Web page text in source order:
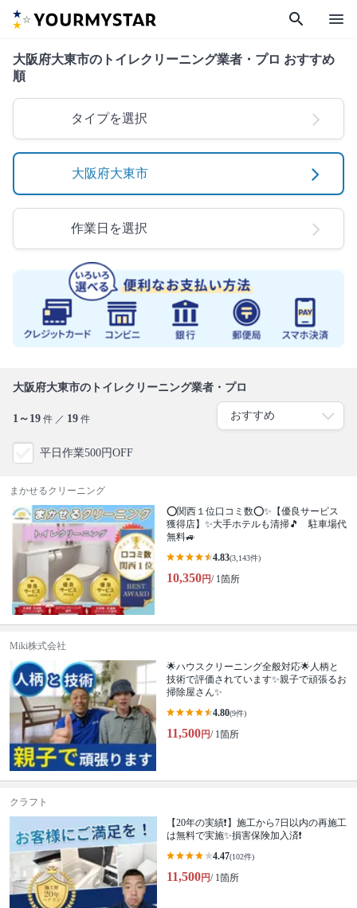
search menu
大阪府大東市のトイレクリーニング業者・プロ おすすめ
順
タイプを選択
大阪府大東市
作業日を選択
大阪府大東市のトイレクリーニング業者・プロ
1～19 件 ／ 19 件
平日作業500円OFF
まかせるクリーニング
⭕関西１位口コミ数⭕✨【優良サービス
獲得店】✨大手ホテルも清掃🎵 駐車場代
無料🚙
4.83(3,143件)
10,350円/ 1箇所
Miki株式会社
🌟ハウスクリーニング全般対応🌟人柄と
技術で評価されています✨親子で頑張るお
掃除屋さん✨
4.80(9件)
11,500円/ 1箇所
クラフト
【20年の実績❗️】施工から7日以内の再施工
は無料で実施✨損害保険加入済❗️
4.47(102件)
11,500円/ 1箇所